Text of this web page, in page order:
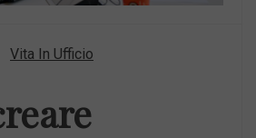
Vita In Ufficio